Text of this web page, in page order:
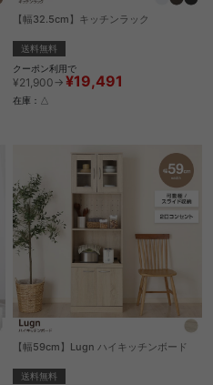
【幅32.5cm】キッチンラック
送料無料
クーポン利用で
¥21,900→ ¥19,491
在庫：△
【幅59cm】Lugn ハイキッチンボード
送料無料